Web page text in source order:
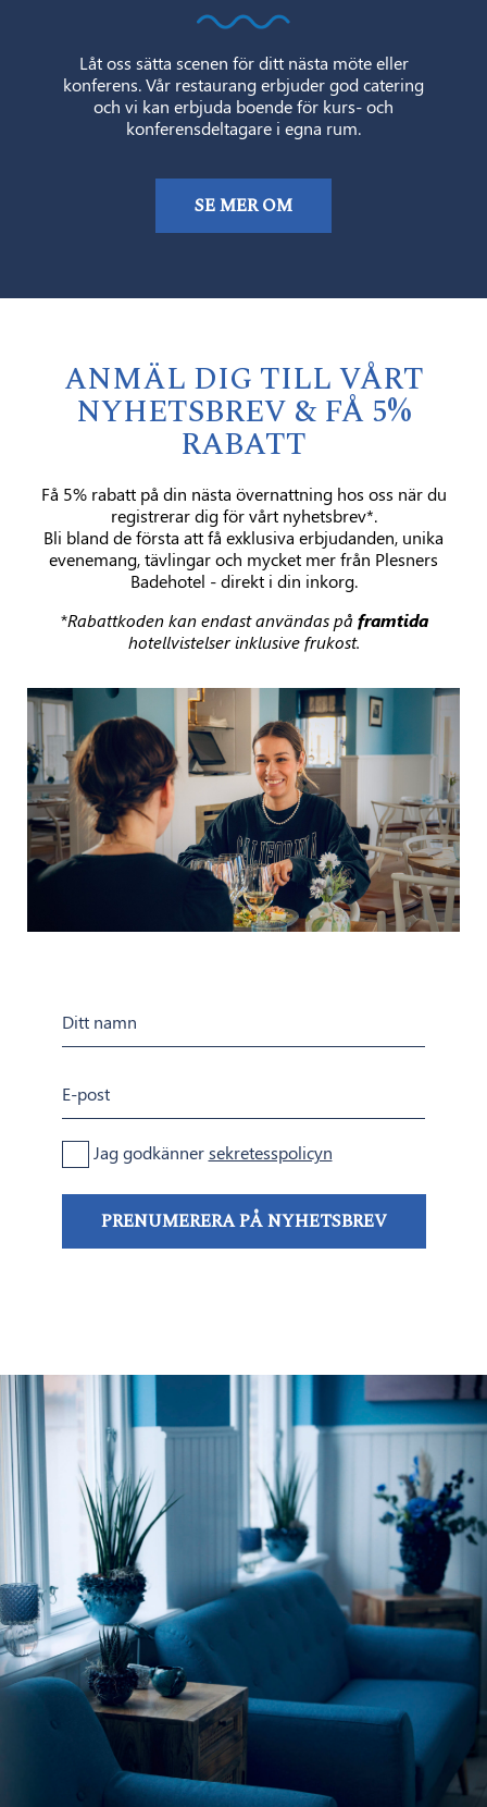
Låt oss sätta scenen för ditt nästa möte eller
konferens. Vår restaurang erbjuder god catering
och vi kan erbjuda boende för kurs- och
konferensdeltagare i egna rum.
SE MER OM
ANMÄL DIG TILL VÅRT
NYHETSBREV & FÅ 5%
RABATT
Få 5% rabatt på din nästa övernattning hos oss när du
registrerar dig för vårt nyhetsbrev*.
Bli bland de första att få exklusiva erbjudanden, unika
evenemang, tävlingar och mycket mer från Plesners
Badehotel - direkt i din inkorg.
*Rabattkoden kan endast användas på framtida
hotellvistelser inklusive frukost.
namn
post
adress
Samtycke
Jag godkännersekretesspolicyn